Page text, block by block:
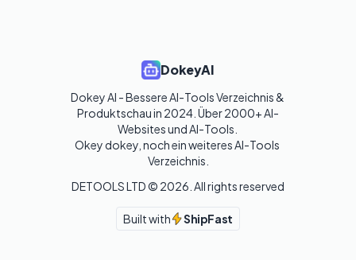
DokeyAI
Dokey AI - Bessere AI-Tools Verzeichnis &
Produktschau in 2024. Über 2000+ AI-
Websites und AI-Tools.
Okey dokey, noch ein weiteres AI-Tools
Verzeichnis.
DETOOLS LTD © 2026 . All rights reserved
Built with ShipFast